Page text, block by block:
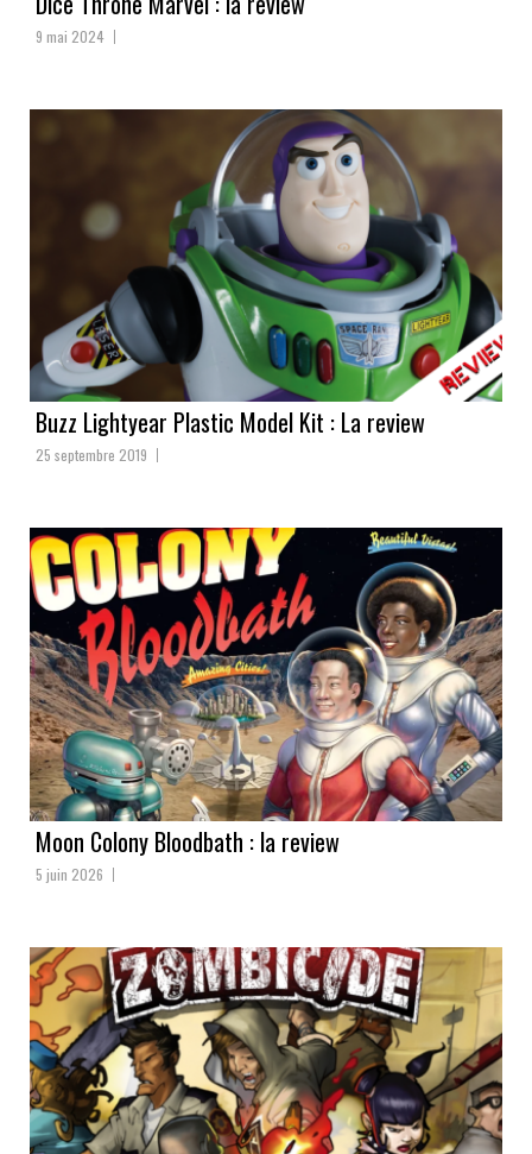
9 mai 2024
Buzz Lightyear Plastic Model Kit : La review
25 septembre 2019
Moon Colony Bloodbath : la review
5 juin 2026